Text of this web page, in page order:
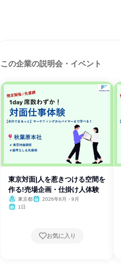
この企業の説明会・イベント
東京対面|人を惹きつける空間を
作る!売場企画・仕掛け人体験
東京都
2026年8月・9月
1日
お気に入り